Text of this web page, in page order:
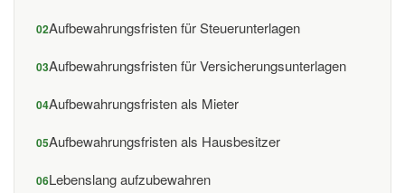
Aufbewahrungsfristen für Steuerunterlagen
Aufbewahrungsfristen für Versicherungsunterlagen
Aufbewahrungsfristen als Mieter
Aufbewahrungsfristen als Hausbesitzer
Lebenslang aufzubewahren